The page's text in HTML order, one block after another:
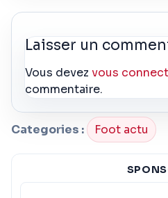
Laisser un
Vous devezvous
commentaire.
Categories : Foot actu